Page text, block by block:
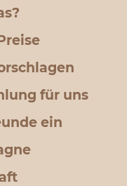
für uns
ein